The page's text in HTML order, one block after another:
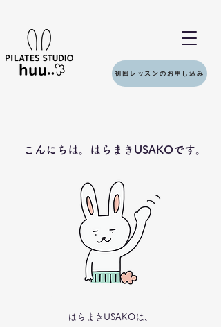
初回レッスンのお申し込み
こんにちは。はらまきUSAKOです。
​はらまきUSAKOは、